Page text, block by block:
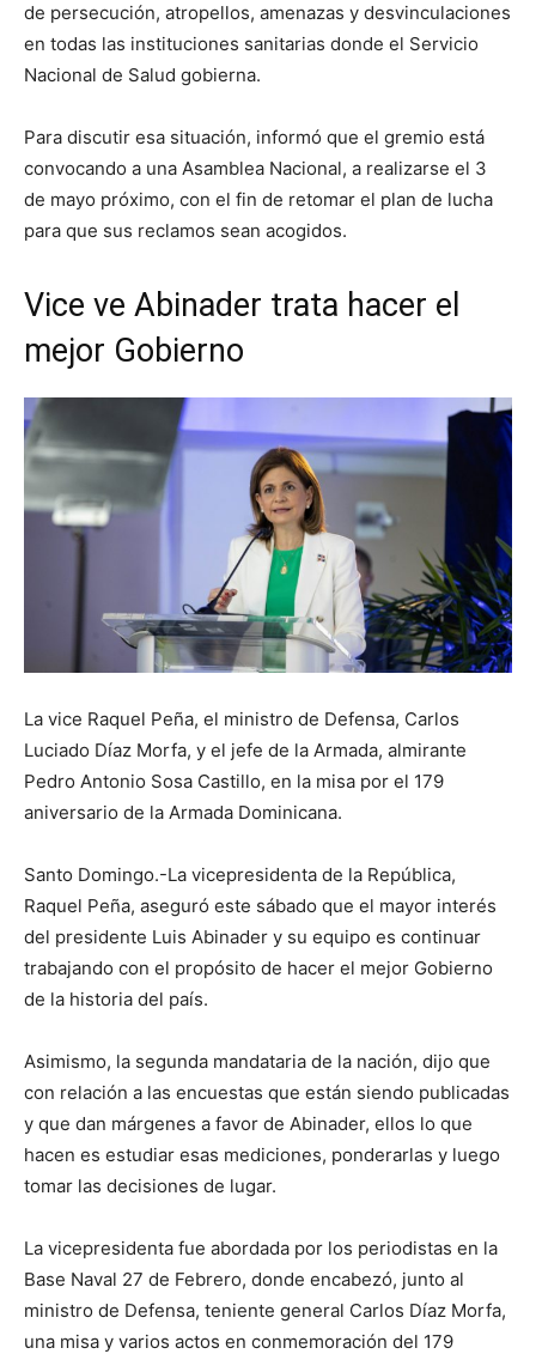
de persecución, atropellos, amenazas y desvinculaciones
en todas las instituciones sanitarias donde el Servicio
Nacional de Salud gobierna.
Para discutir esa situación, informó que el gremio está
convocando a una Asamblea Nacional, a realizarse el 3
de mayo próximo, con el fin de retomar el plan de lucha
para que sus reclamos sean acogidos.
Vice ve Abinader trata hacer el
mejor Gobierno
La vice Raquel Peña, el ministro de Defensa, Carlos
Luciado Díaz Morfa, y el jefe de la Armada, almirante
Pedro Antonio Sosa Castillo, en la misa por el 179
aniversario de la Armada Dominicana.
Santo Domingo.-La vicepresidenta de la República,
Raquel Peña, aseguró este sábado que el mayor interés
del presidente Luis Abinader y su equipo es continuar
trabajando con el propósito de hacer el mejor Gobierno
de la historia del país.
Asimismo, la segunda mandataria de la nación, dijo que
con relación a las encuestas que están siendo publicadas
y que dan márgenes a favor de Abinader, ellos lo que
hacen es estudiar esas mediciones, ponderarlas y luego
tomar las decisiones de lugar.
La vicepresidenta fue abordada por los periodistas en la
Base Naval 27 de Febrero, donde encabezó, junto al
ministro de Defensa, teniente general Carlos Díaz Morfa,
una misa y varios actos en conmemoración del 179